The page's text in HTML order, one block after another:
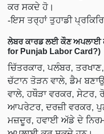
ਕਰ ਸਕਦੇ ਹੋ।
-ਇਸ ਤਰ੍ਹਾਂ ਤੁਹਾਡੀ
ਲੇਬਰ ਕਾਰਡ ਲਈ ਕੌਣ ਅਪਲਾਈ
for Punjab Labor Card?)
ਚਿੱਤਰਕਾਰ, ਪਲੰਬਰ,
ਚੱਟਾਨ ਤੋੜਨ ਵਾਲੇ, ਡੈਮ
ਵਾਲੇ, ਹਥੌੜਾ ਵਰਕਰ, ਸੇਟਰ,
ਆਪਰੇਟਰ, ਦਰਜ਼ੀ ਵਰਕਰ,
ਮਜ਼ਦੂਰ, ਹਵਾਈ ਅੱਡੇ ਦੇ